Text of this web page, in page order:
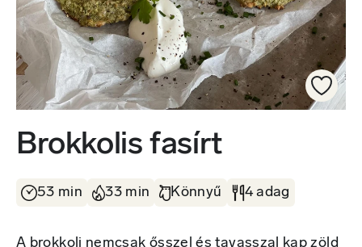
Brokkolis fasírt
53 min 33 min Könnyű 4 adag
A brokkoli nemcsak ősszel és tavasszal kap zöld